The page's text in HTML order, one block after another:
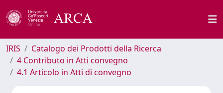
IRIS
Catalogo dei Prodotti della Ricerca
4 Contributo in Atti convegno
4.1 Articolo in Atti di convegno